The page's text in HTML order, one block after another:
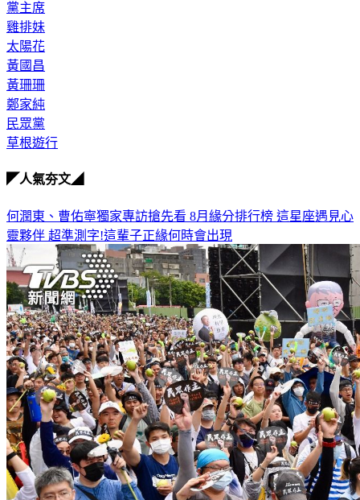
柯文哲
黨主席
雞排妹
太陽花
黃國昌
黃珊珊
鄭家純
民眾黨
何潤東、曹佑寧獨家專訪搶先看8月緣分排行榜 這星座遇見心
靈夥伴
超準測字!這輩子正緣何時會出現